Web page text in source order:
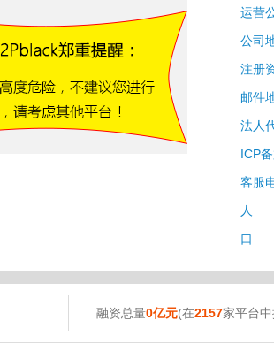
运营
公司
注册
邮件
法人
ICP
客服
人
口
融资总量0亿元(在2157家平台